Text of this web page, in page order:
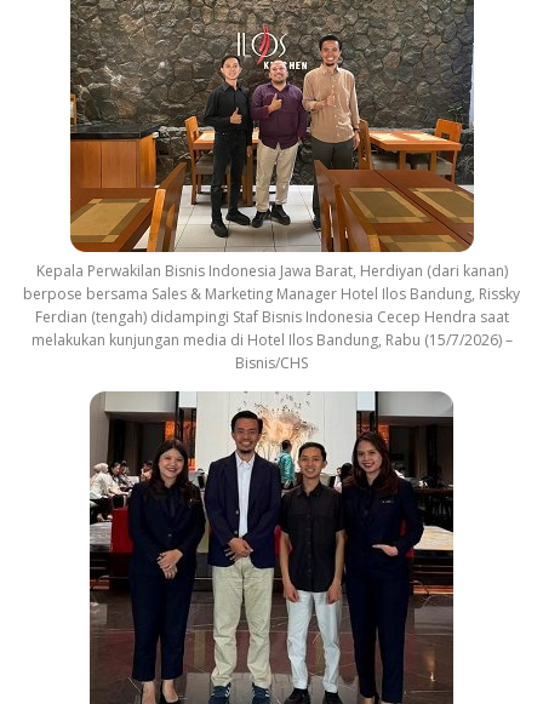
Kepala Perwakilan Bisnis Indonesia Jawa Barat, Herdiyan (dari kanan)
berpose bersama Sales & Marketing Manager Hotel Ilos Bandung, Rissky
Ferdian (tengah) didampingi Staf Bisnis Indonesia Cecep Hendra saat
melakukan kunjungan media di Hotel Ilos Bandung, Rabu (15/7/2026) –
Bisnis/CHS